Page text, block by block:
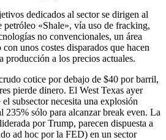
dedicados al sector se dirigen al
petróleo «Shale», vía uso de fracking,
no convencionales, un área
unos costes disparados que hacen
producción a los precios actuales.
cotice por debajo de $40 por barril,
pierde dinero. El West Texas ayer
subsector necesita una explosión
235% sólo para alcanzar break even. La
por Trump, parecen dispuesta a
ad hoc por la FED) en un sector